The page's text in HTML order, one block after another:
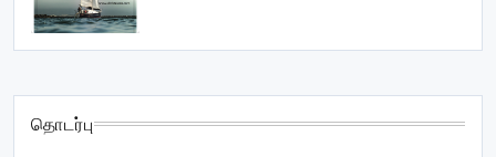
தொடர்பு